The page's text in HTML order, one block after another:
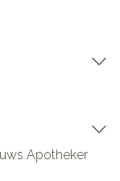
Apotheker